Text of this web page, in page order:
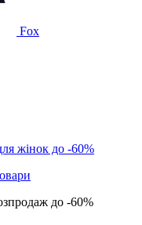
Fox
жінок до -60%
до -60%